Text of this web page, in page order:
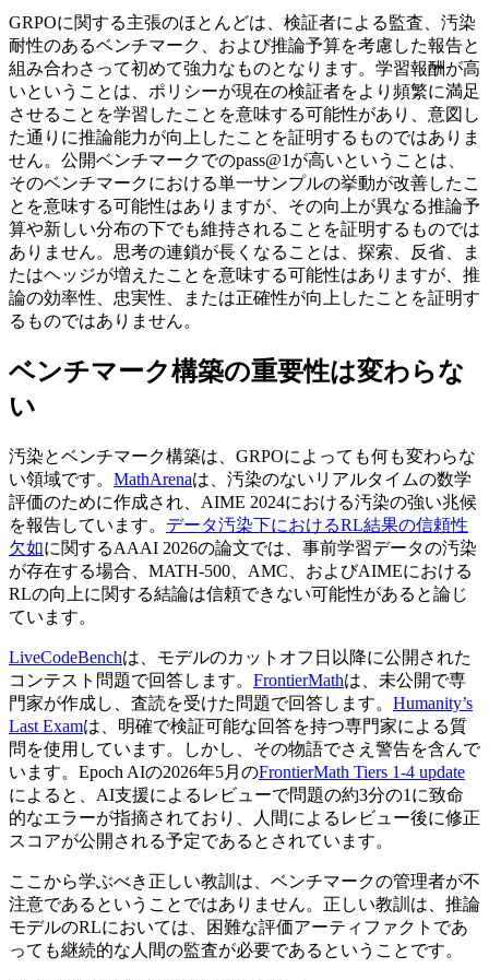
GRPOに関する主張のほとんどは、検証者による監査、汚染
耐性のあるベンチマーク、および推論予算を考慮した報告と
組み合わさって初めて強力なものとなります。学習報酬が高
いということは、ポリシーが現在の検証者をより頻繁に満足
させることを学習したことを意味する可能性があり、意図し
た通りに推論能力が向上したことを証明するものではありま
せん。公開ベンチマークでのpass@1が高いということは、
そのベンチマークにおける単一サンプルの挙動が改善したこ
とを意味する可能性はありますが、その向上が異なる推論予
算や新しい分布の下でも維持されることを証明するものでは
ありません。思考の連鎖が長くなることは、探索、反省、ま
たはヘッジが増えたことを意味する可能性はありますが、推
論の効率性、忠実性、または正確性が向上したことを証明す
るものではありません。
ベンチマーク構築の重要性は変わらな
い
汚染とベンチマーク構築は、GRPOによっても何も変わらな
い領域です。 MathArenaは、汚染のないリアルタイムの数学
評価のために作成され、AIME 2024における汚染の強い兆候
を報告しています。 データ汚染下におけるRL結果の信頼性
欠如に関するAAAI 2026の論文では、事前学習データの汚染
が存在する場合、MATH-500、AMC、およびAIMEにおける
RLの向上に関する結論は信頼できない可能性があると論じ
ています。
LiveCodeBenchは、モデルのカットオフ日以降に公開された
コンテスト問題で回答します。 FrontierMathは、未公開で専
門家が作成し、査読を受けた問題で回答します。 Humanity’s
Last Examは、明確で検証可能な回答を持つ専門家による質
問を使用しています。しかし、その物語でさえ警告を含んで
います。Epoch AIの2026年5月のFrontierMath Tiers 1-4 update
によると、AI支援によるレビューで問題の約3分の1に致命
的なエラーが指摘されており、人間によるレビュー後に修正
スコアが公開される予定であるとされています。
ここから学ぶべき正しい教訓は、ベンチマークの管理者が不
注意であるということではありません。正しい教訓は、推論
モデルのRLにおいては、困難な評価アーティファクトであ
っても継続的な人間の監査が必要であるということです。